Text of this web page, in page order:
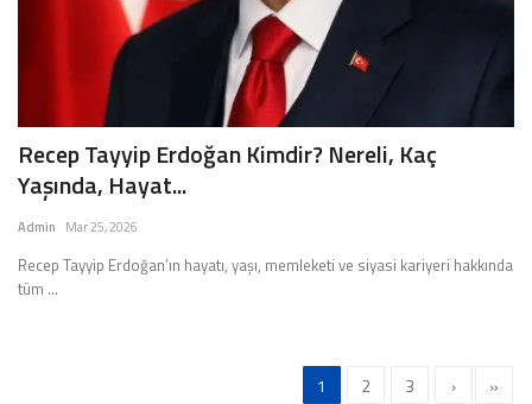
Recep Tayyip Erdoğan Kimdir? Nereli, Kaç
Yaşında, Hayat...
Admin Mar 25, 2026
Recep Tayyip Erdoğan’ın hayatı, yaşı, memleketi ve siyasi kariyeri hakkında
tüm ...
1 2 3 › »